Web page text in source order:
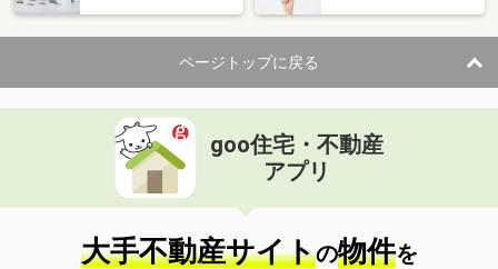
ページトップに戻る
goo住宅・不動産
アプリ
大手不動産サイトの物件を